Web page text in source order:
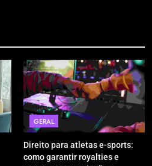
GERAL
Direito para atletas e-sports:
como garantir royalties e